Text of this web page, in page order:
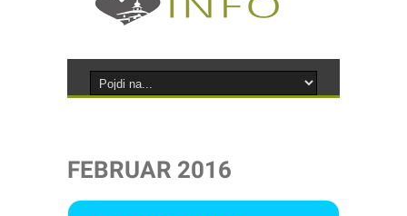
FEBRUAR 2016